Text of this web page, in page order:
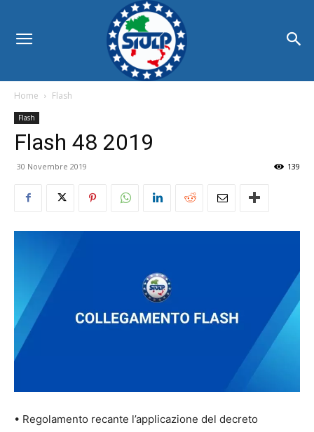
Home Flash
Flash
Flash 48 2019
30 Novembre 2019 139
• Regolamento recante l’applicazione del decreto